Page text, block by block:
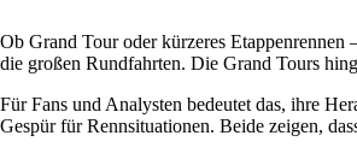
Ob Grand Tour oder kürzeres
die großen Rundfahrten. Die Grand Tours
Für Fans und Analysten bedeutet das, ihre
Gespür für Rennsituationen. Beide zeigen,